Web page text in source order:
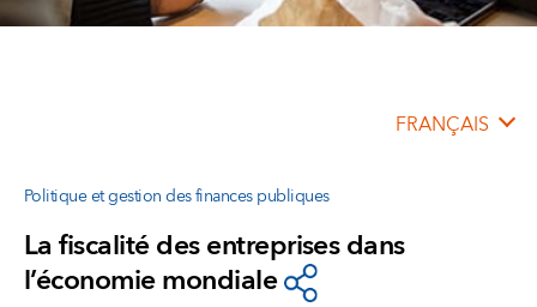
FRANÇAIS
Politique et gestion des finances publiques
La fiscalité des entreprises dans
l’économie mondiale